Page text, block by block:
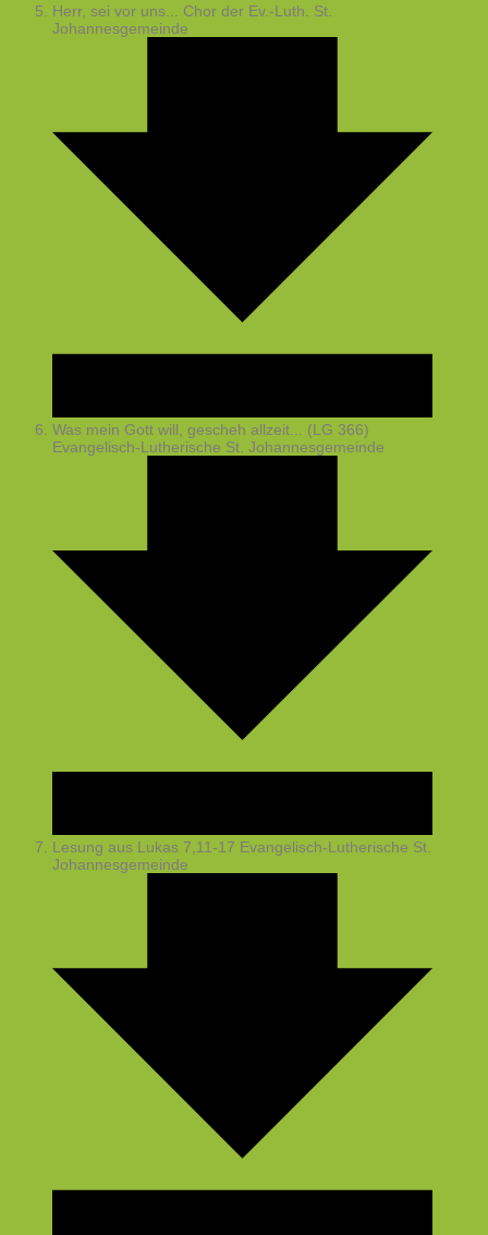
Herr, sei vor uns...
Chor der Ev.-Luth. St.
Johannesgemeinde
Was mein Gott will, gescheh allzeit... (LG 366)
Evangelisch-Lutherische St. Johannesgemeinde
Lesung aus Lukas 7,11-17 Evangelisch-Lutherische St.
Johannesgemeinde